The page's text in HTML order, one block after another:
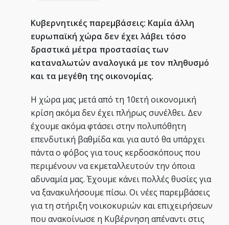
Κυβερνητικές παρεμβάσεις: Καμία άλλη
ευρωπαϊκή χώρα δεν έχει λάβει τόσο
δραστικά μέτρα προστασίας των
καταναλωτών αναλογικά με τον πληθυσμό
και τα μεγέθη της οικονομίας.
Η χώρα μας μετά από τη 10ετή οικονομική
κρίση ακόμα δεν έχει πλήρως συνέλθει. Δεν
έχουμε ακόμα φτάσει στην πολυπόθητη
επενδυτική βαθμίδα και για αυτό θα υπάρχει
πάντα ο φόβος για τους κερδοσκόπους που
περιμένουν να εκμεταλλευτούν την όποια
αδυναμία μας. Έχουμε κάνει πολλές θυσίες για
να ξανακυλήσουμε πίσω. Οι νέες παρεμβάσεις
για τη στήριξη νοικοκυριών και επιχειρήσεων
που ανακοίνωσε η Κυβέρνηση απέναντι στις